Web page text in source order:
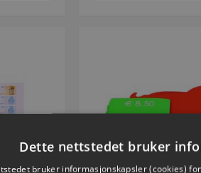
Dette nettstedet bruker
bruker informasjonskapsler (cookies)